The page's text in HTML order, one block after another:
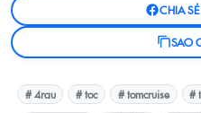
CHIA
SAO
# 4rau # toc # tomcruise #